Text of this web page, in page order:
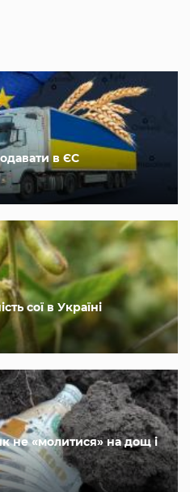
в ЄС
сої в Україні
не «молитися» на дощ і